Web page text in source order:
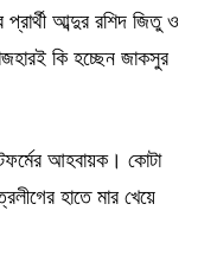
আব্দুর রশিদ জিতু ও
কি হচ্ছেন জাকসুর
আহবায়ক। কোটা
হাতে মার খেয়ে